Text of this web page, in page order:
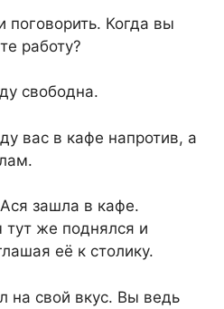
Когда вы
работу?
свободна.
вас в кафе напротив, а
зашла в кафе.
же поднялся и
её к столику.
на свой вкус. Вы ведь